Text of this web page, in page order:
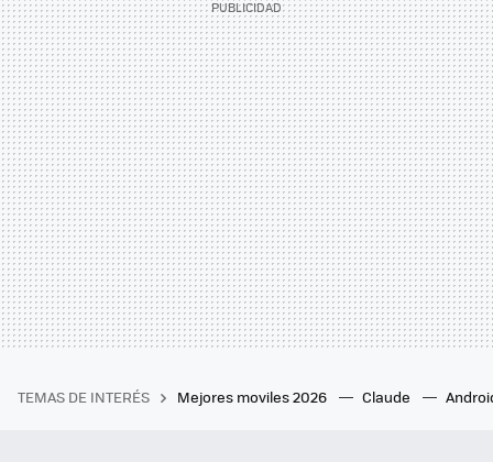
TEMAS DE INTERÉS Mejores moviles 2026 Claude